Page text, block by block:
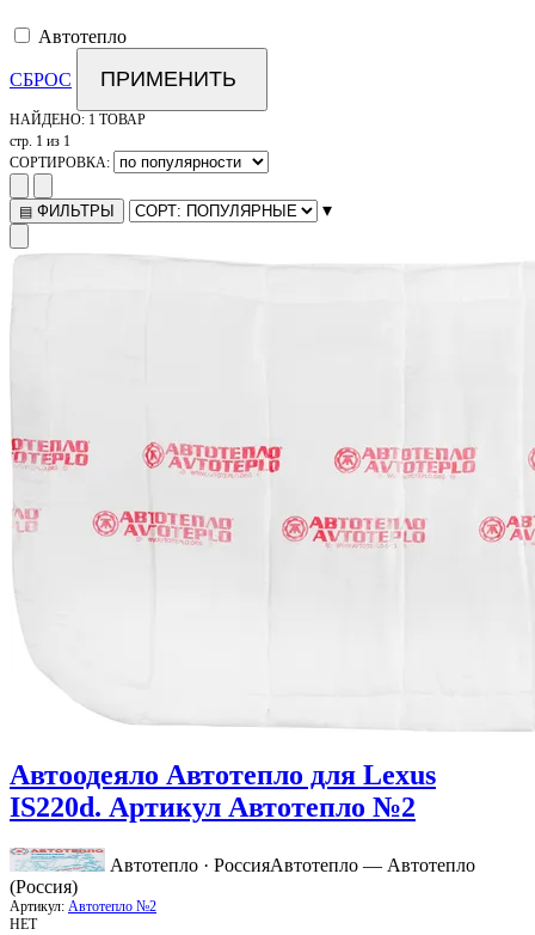
Автотепло
СБРОС ПРИМЕНИТЬ
НАЙДЕНО: 1 ТОВАР
стр. 1 из 1
СОРТИРОВКА:
▤ ФИЛЬТРЫ ▾
Автоодеяло Автотепло для Lexus
IS220d. Артикул Автотепло №2
Автотепло · РоссияАвтотепло — Автотепло
(Россия)
Артикул: Автотепло №2
НЕТ